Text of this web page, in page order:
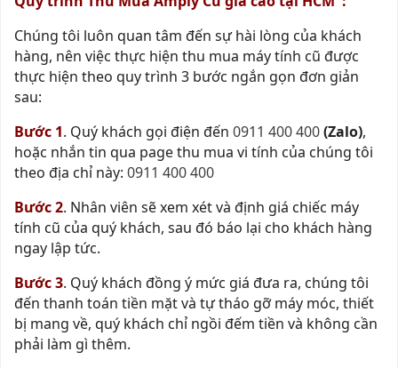
Chúng tôi luôn quan tâm đến sự hài lòng của khách
hàng, nên việc thực hiện thu mua máy tính cũ được
thực hiện theo quy trình 3 bước ngắn gọn đơn giản
sau:
Bước 1. Quý khách gọi điện đến 0911 400 400(Zalo),
hoặc nhắn tin qua page thu mua vi tính của chúng tôi
theo địa chỉ này: 0911 400 400
Bước 2. Nhân viên sẽ xem xét và định giá chiếc máy
tính cũ của quý khách, sau đó báo lại cho khách hàng
ngay lập tức.
Bước 3. Quý khách đồng ý mức giá đưa ra, chúng tôi
đến thanh toán tiền mặt và tự tháo gỡ máy móc, thiết
bị mang về, quý khách chỉ ngồi đếm tiền và không cần
phải làm gì thêm.